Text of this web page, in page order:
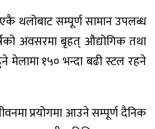
थलोबाट सम्पूर्ण सामान उपलब्ध
अवसरमा बृहत् औद्योगिक तथा
मेलामा १५० भन्दा बढी स्टल रहने
प्रयोगमा आउने सम्पूर्ण दैनिक